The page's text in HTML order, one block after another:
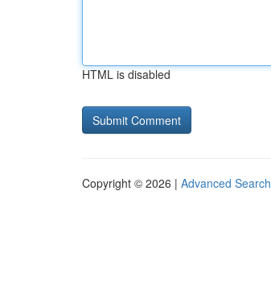
HTML is disabled
Copyright © 2026 | Advanced Search